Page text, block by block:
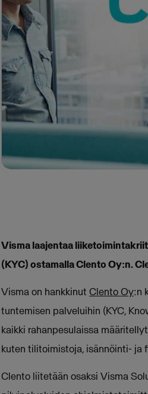
Visma laajentaa
(KYC) ostamalla Clento Oy:n.
Visma on hankkinut Clento Oy:n
tuntemisen palveluihin (KYC,
kaikki rahanpesulaissa
kuten tilitoimistoja, isännöinti- ja
Clento liitetään osaksi Visma